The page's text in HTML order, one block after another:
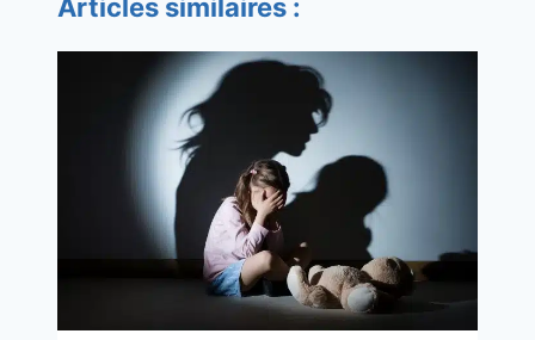
Articles similaires :